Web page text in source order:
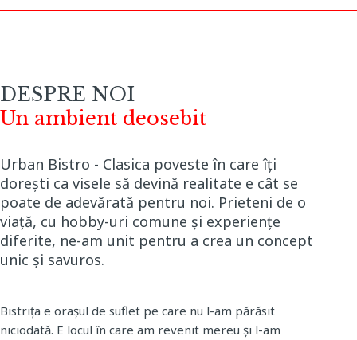
DESPRE NOI
Un ambient deosebit
Urban Bistro - Clasica poveste în care îți
dorești ca visele să devină realitate e cât se
poate de adevărată pentru noi. Prieteni de o
viață, cu hobby-uri comune și experiențe
diferite, ne-am unit pentru a crea un concept
unic și savuros.
Bistrița e orașul de suflet pe care nu l-am părăsit
niciodată. E locul în care am revenit mereu și l-am